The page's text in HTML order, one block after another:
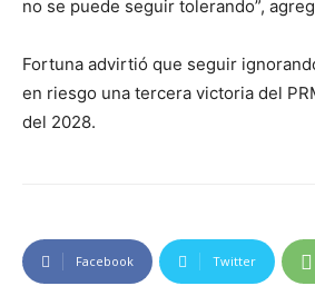
no se puede seguir tolerando”,
Fortuna advirtió que seguir
en riesgo una tercera victoria del
del 2028.
Facebook Twitter